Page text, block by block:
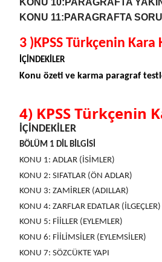
KONU 11:PARAGRAFTA
3 )KPSS Türkçenin
İÇİNDEKİLER
Konu özeti ve karma paragraf
4) KPSS Türkçenin
İÇİNDEKİLER
BÖLÜM 1 DİL BİLGİSİ
KONU 1: ADLAR (İSİMLER)
KONU 2: SIFATLAR (ÖN ADLAR)
KONU 3: ZAMİRLER (ADILLAR)
KONU 4: ZARFLAR EDATLAR
KONU 5: FİİLLER (EYLEMLER)
KONU 6: FİİLİMSİLER (EYLEMSİLER)
KONU 7: SÖZCÜKTE YAPI